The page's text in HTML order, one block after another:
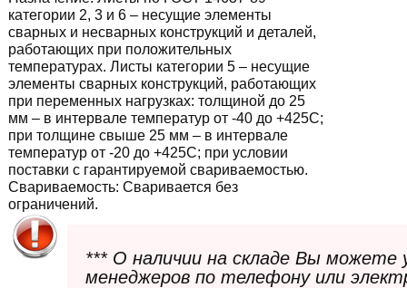
категории 2, 3 и 6 – несущие элементы
сварных и несварных конструкций и деталей,
работающих при положительных
температурах. Листы категории 5 – несущие
элементы сварных конструкций, работающих
при переменных нагрузках: толщиной до 25
мм – в интервале температур от -40 до +425С;
при толщине свыше 25 мм – в интервале
температур от -20 до +425С; при условии
поставки с гарантируемой свариваемостью.
Свариваемость: Сваривается без
ограничений.
*** О наличии на складе Вы можете
менеджеров по телефону или